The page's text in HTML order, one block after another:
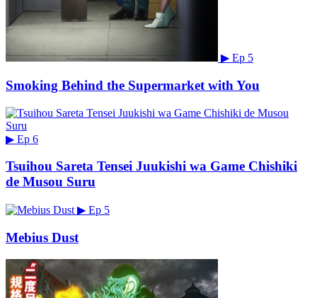
▶ Ep 5
Smoking Behind the Supermarket with You
▶ Ep 6
Tsuihou Sareta Tensei Juukishi wa Game Chishiki
de Musou Suru
▶ Ep 5
Mebius Dust